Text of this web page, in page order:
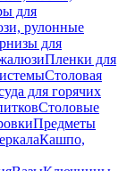
для
рулонные
для
Пленки для
Столовая
для горячих
Столовые
Предметы
Кашпо,